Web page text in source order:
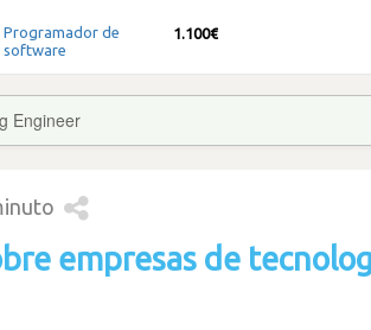
Programador de
software
1.100€
Engineer
empresas de